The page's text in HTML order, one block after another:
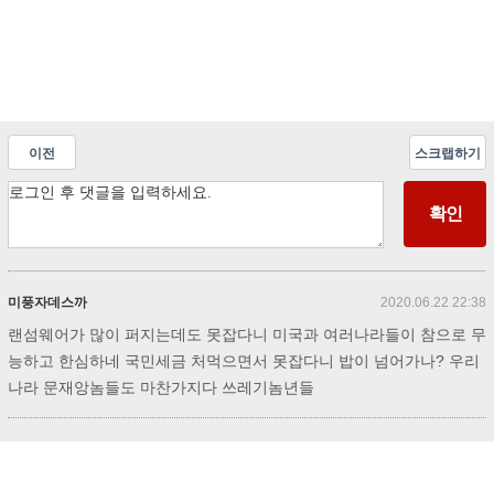
이전 스크랩하기
미풍자데스까 2020.06.22 22:38
랜섬웨어가 많이 퍼지는데도 못잡다니 미국과 여러나라들이 참으로 무
능하고 한심하네 국민세금 처먹으면서 못잡다니 밥이 넘어가나? 우리
나라 문재앙놈들도 마찬가지다 쓰레기놈년들